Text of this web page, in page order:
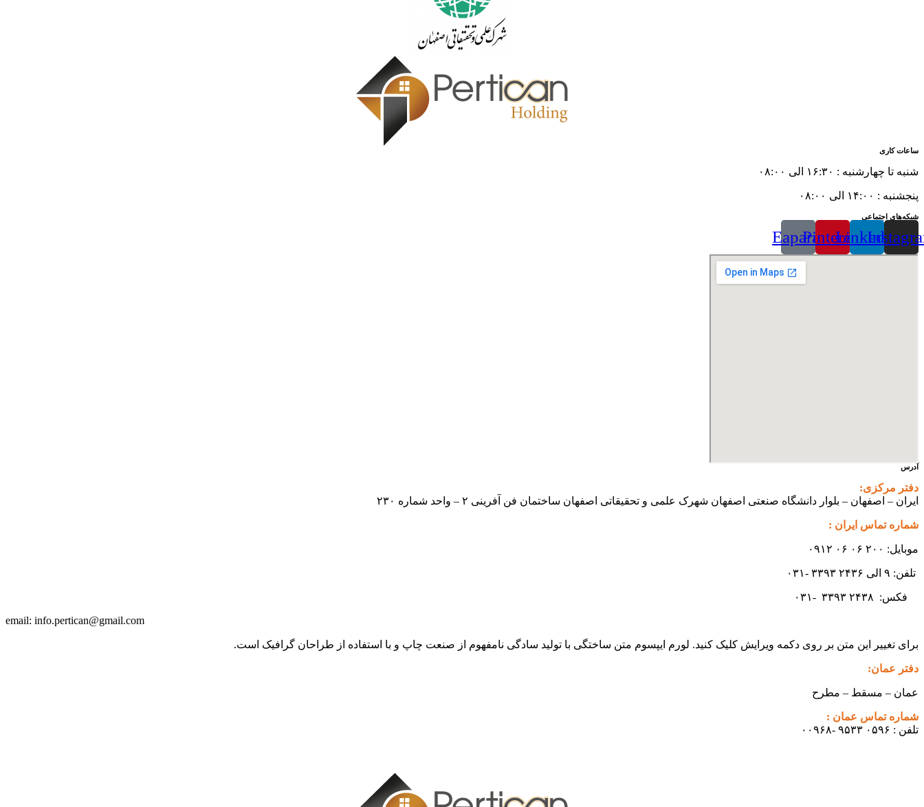
ساعات کاری
شنبه تا چهارشنبه : ۱۶:۳۰ الی ۰۸:۰۰
پنجشنبه : ۱۴:۰۰ الی ۰۸:۰۰
شبکه‌های اجتماعی
Linkedin
Pinterest
Eaparat
آدرس
دفتر مرکزی:
ایران – اصفهان – بلوار دانشگاه صنعتی اصفهان شهرک علمی و تحقیقاتی اصفهان ساختمان فن آفرینی ۲ – واحد شماره ۲۳۰
شماره تماس ایران :
موبایل: ۲۰۰ ۰۶ ۰۶ ۰۹۱۲
تلفن: ۹ الی ۲۴۳۶ ۳۳۹۳ -۰۳۱
فکس: ۳۳۹۳ ۲۴۳۸ -۰۳۱
info.pertican@gmail.com
برای تغییر این متن بر روی دکمه ویرایش کلیک کنید. لورم ایپسوم متن ساختگی با تولید سادگی نامفهوم از صنعت چاپ و با استفاده از طراحان گرافیک است.
دفتر عمان:
عمان – مسقط – مطرح
شماره تماس عمان :
تلفن : ۰۵۹۶ ۹۵۳۳ -۰۰۹۶۸